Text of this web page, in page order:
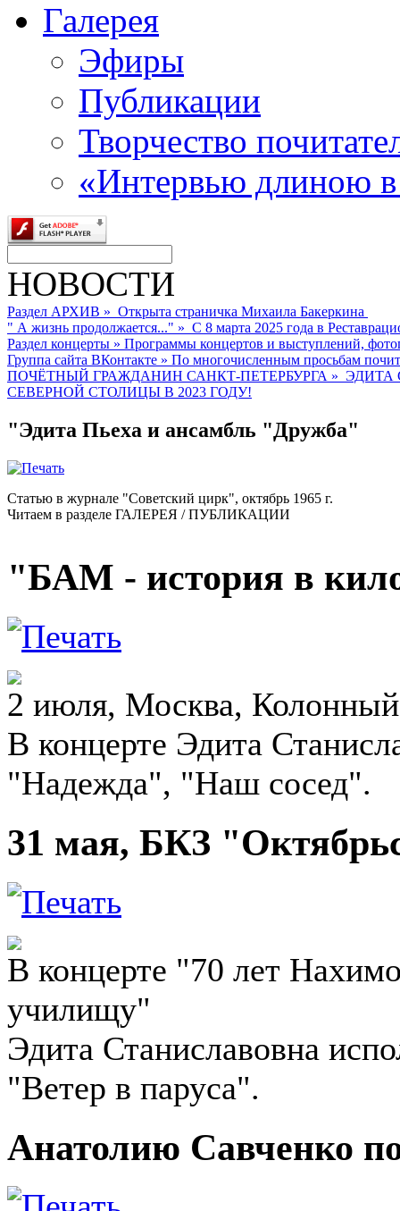
Галерея
Эфиры
Публикации
Творчество
«Интервью длиною
НОВОСТИ
Раздел АРХИВ » Открыта страничка Михаила Бакеркина
" А жизнь продолжается..." » С 8 марта 2025 года в
Раздел концерты » Программы концертов и выступлений,
Группа сайта ВКонтакте » По многочисленным просьбам
ПОЧЁТНЫЙ ГРАЖДАНИН САНКТ-ПЕТЕРБУРГА » ЭДИТА
СЕВЕРНОЙ СТОЛИЦЫ В 2023 ГОДУ!
"Эдита Пьеха и ансамбль "Дружба"
Статью в журнале "Советский цирк", октябрь 1965 г.
Читаем в разделе ГАЛЕРЕЯ / ПУБЛИКАЦИИ
"БАМ - история в
2 июля, Москва,
В концерте Эдита
"Надежда", "Наш сосед".
31 мая, БКЗ
В концерте "70 лет
училищу"
Эдита Станиславовна
"Ветер в паруса".
Анатолию Савченко